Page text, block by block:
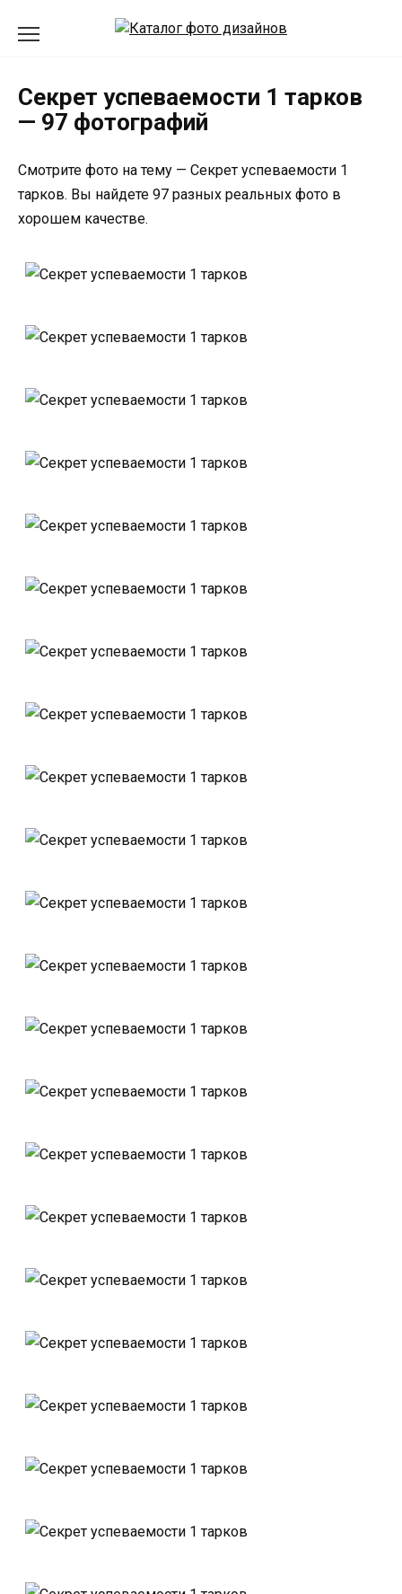
Секрет успеваемости 1 тарков
— 97 фотографий
Смотрите фото на тему — Секрет успеваемости 1
тарков. Вы найдете 97 разных реальных фото в
хорошем качестве.